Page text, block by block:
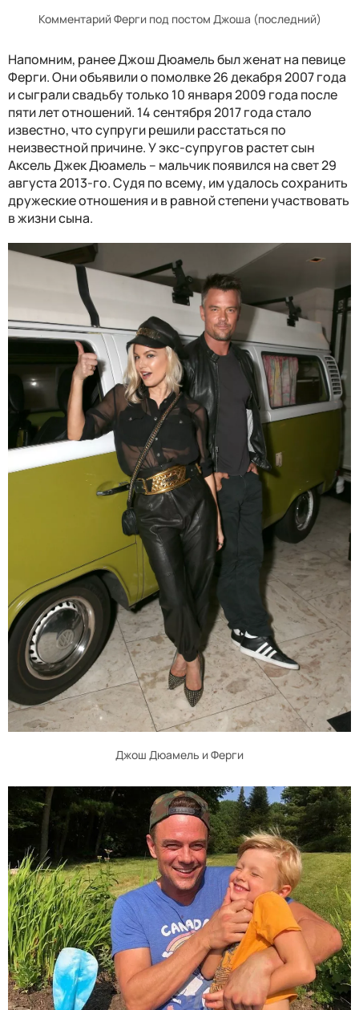
Комментарий Ферги под постом Джоша (последний)
Напомним, ранее Джош Дюамель был женат на певице
Ферги. Они объявили о помолвке 26 декабря 2007 года
и сыграли свадьбу только 10 января 2009 года после
пяти лет отношений. 14 сентября 2017 года стало
известно, что супруги решили расстаться по
неизвестной причине. У экс-супругов растет сын
Аксель Джек Дюамель – мальчик появился на свет 29
августа 2013-го. Судя по всему, им удалось сохранить
дружеские отношения и в равной степени участвовать
в жизни сына.
Джош Дюамель и Ферги